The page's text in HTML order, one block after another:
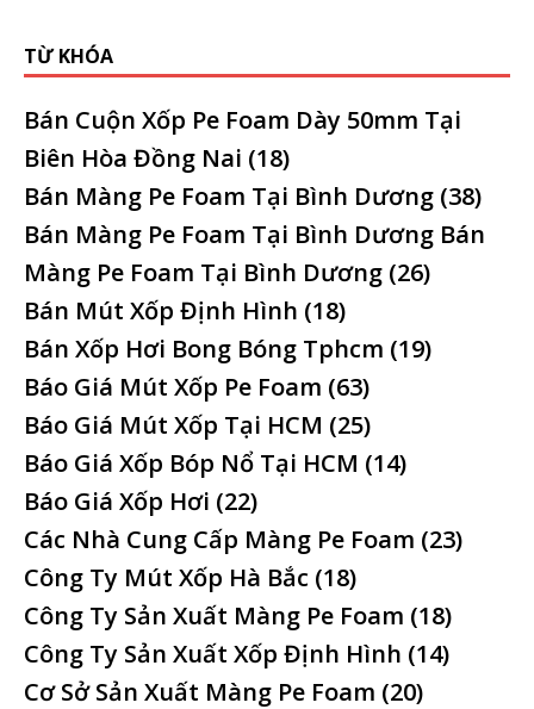
TỪ KHÓA
Bán Cuộn Xốp Pe Foam Dày 50mm Tại
Biên Hòa Đồng Nai (18)
Bán Màng Pe Foam Tại Bình Dương (38)
Bán Màng Pe Foam Tại Bình Dương Bán
Màng Pe Foam Tại Bình Dương (26)
Bán Mút Xốp Định Hình (18)
Bán Xốp Hơi Bong Bóng Tphcm (19)
Báo Giá Mút Xốp Pe Foam (63)
Báo Giá Mút Xốp Tại HCM (25)
Báo Giá Xốp Bóp Nổ Tại HCM (14)
Báo Giá Xốp Hơi (22)
Các Nhà Cung Cấp Màng Pe Foam (23)
Công Ty Mút Xốp Hà Bắc (18)
Công Ty Sản Xuất Màng Pe Foam (18)
Công Ty Sản Xuất Xốp Định Hình (14)
Cơ Sở Sản Xuất Màng Pe Foam (20)